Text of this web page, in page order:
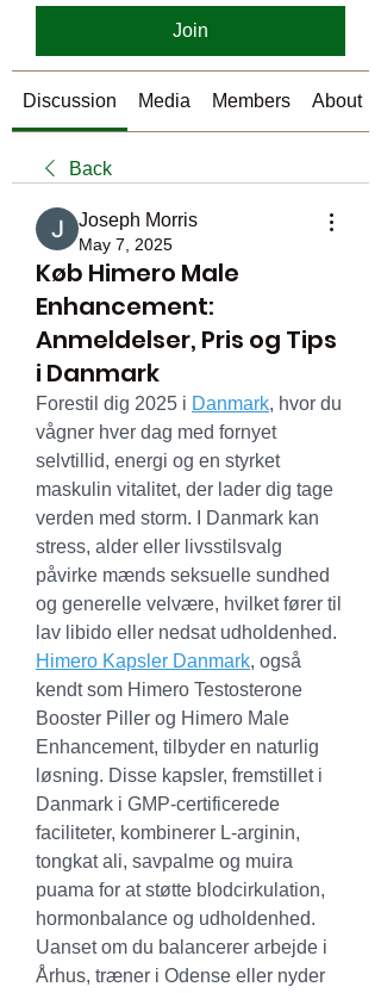
Join
Discussion Media Members About
Back
Joseph Morris
May 7, 2025
Køb Himero Male
Enhancement:
Anmeldelser, Pris og Tips
i Danmark
Forestil dig 2025 i Danmark, hvor du
vågner hver dag med fornyet
selvtillid, energi og en styrket
maskulin vitalitet, der lader dig tage
verden med storm. I Danmark kan
stress, alder eller livsstilsvalg
påvirke mænds seksuelle sundhed
og generelle velvære, hvilket fører til
Himero Kapsler Danmark, også
kendt som Himero Testosterone
Booster Piller og Himero Male
Enhancement, tilbyder en naturlig
løsning. Disse kapsler, fremstillet i
Danmark i GMP-certificerede
faciliteter, kombinerer L-arginin,
tongkat ali, savpalme og muira
puama for at støtte blodcirkulation,
hormonbalance og udholdenhed.
Uanset om du balancerer arbejde i
Århus, træner i Odense eller nyder